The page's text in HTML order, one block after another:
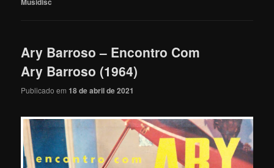
Ary Barroso – Encontro Com
Ary Barroso (1964)
Publicado em18 de abril de 2021